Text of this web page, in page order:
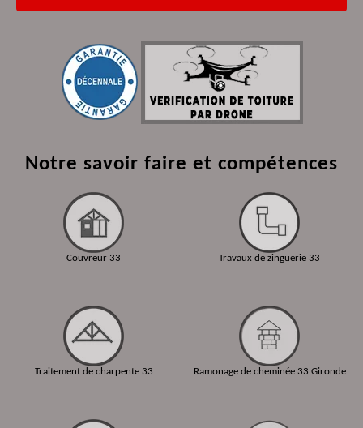
Notre savoir faire et compétences
Couvreur 33
Traitement de charpente 33
Travaux de zinguerie 33
Ramonage de cheminée 33 Gironde